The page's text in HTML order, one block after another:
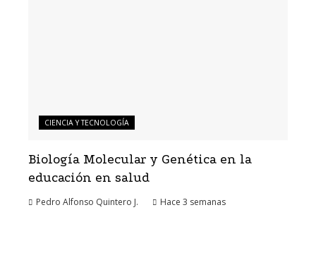
CIENCIA Y TECNOLOGÍA
Biología Molecular y Genética en la
educación en salud
Pedro Alfonso Quintero J. Hace 3 semanas